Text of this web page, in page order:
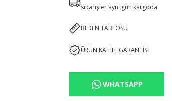
siparişler aynı gün kargoda
BEDEN TABLOSU
ÜRÜN KALİTE GARANTİSİ
WHATSAPP